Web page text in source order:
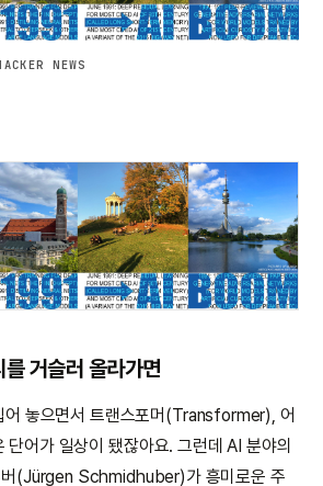
NEWS
거슬러 올라가면
어 놓으면서 트랜스포머(Transformer), 어
어가 일상이 됐잖아요. 그런데 AI 분야의
버(Jürgen Schmidhuber)가 흥미로운 주